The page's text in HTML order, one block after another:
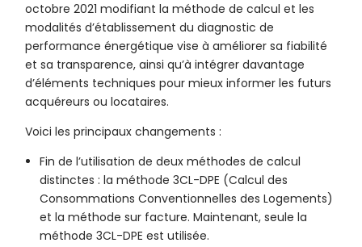
octobre 2021 modifiant la méthode de calcul et les
modalités d’établissement du diagnostic de
performance énergétique vise à améliorer sa fiabilité
et sa transparence, ainsi qu’à intégrer davantage
d’éléments techniques pour mieux informer les futurs
acquéreurs ou locataires.
Voici les principaux changements :
Fin de l’utilisation de deux méthodes de calcul
distinctes : la méthode 3CL-DPE (Calcul des
Consommations Conventionnelles des Logements)
et la méthode sur facture. Maintenant, seule la
méthode 3CL-DPE est utilisée.